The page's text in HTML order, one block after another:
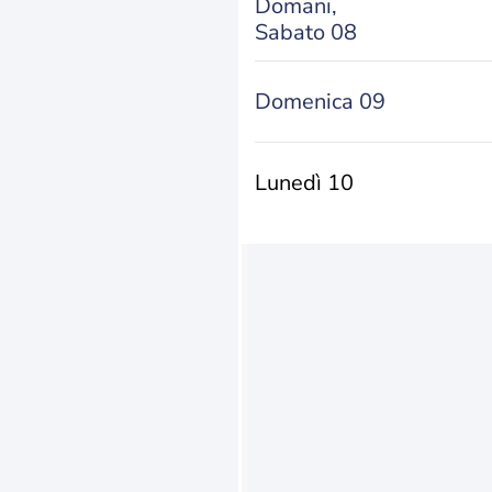
Domani,
Sabato 08
Domenica 09
Lunedì 10